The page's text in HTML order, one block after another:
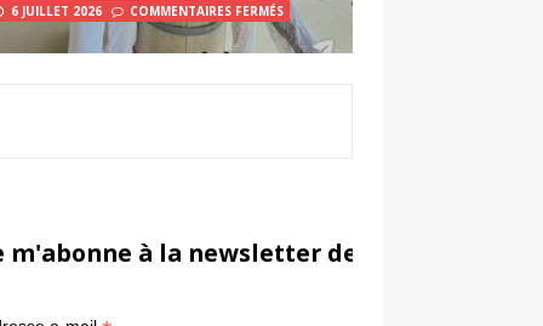
6 JUILLET 2026 COMMENTAIRES FERMÉS
m'abonne à la newsletter de